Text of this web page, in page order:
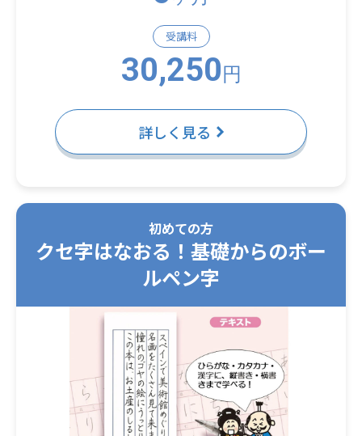
受講料
30,250 円
詳しく見る
初めての方
クセ字はなおる！基礎からのボー
ルペン字